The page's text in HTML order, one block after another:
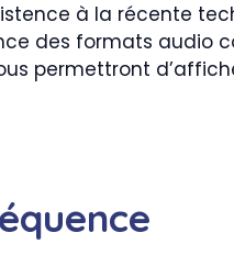
à la récente
des formats audio
permettront